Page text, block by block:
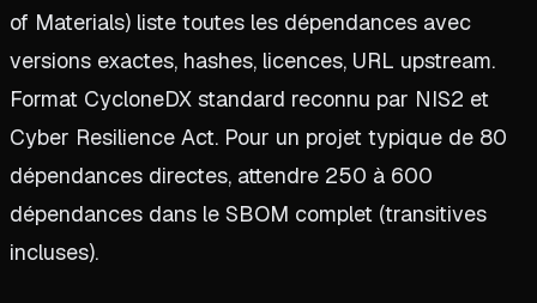
of Materials) liste toutes les dépendances avec
versions exactes, hashes, licences, URL upstream.
Format CycloneDX standard reconnu par NIS2 et
Cyber Resilience Act. Pour un projet typique de 80
dépendances directes, attendre 250 à 600
dépendances dans le SBOM complet (transitives
incluses).